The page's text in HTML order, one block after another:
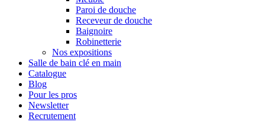
Paroi de douche
Receveur de douche
Baignoire
Robinetterie
Nos expositions
Salle de bain clé en main
Catalogue
Blog
Pour les pros
Newsletter
Recrutement